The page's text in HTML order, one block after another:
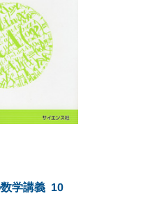
学講義 10